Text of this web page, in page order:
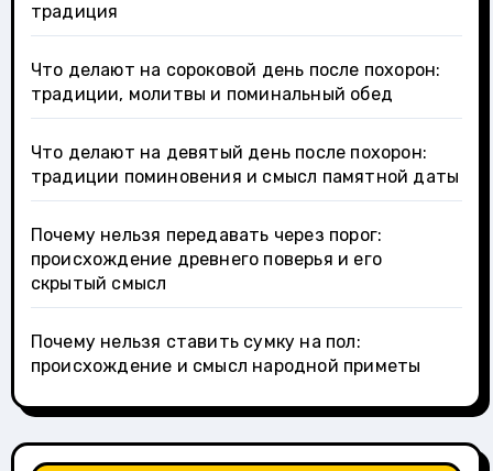
традиция
Что делают на сороковой день после похорон:
традиции, молитвы и поминальный обед
Что делают на девятый день после похорон:
традиции поминовения и смысл памятной даты
Почему нельзя передавать через порог:
происхождение древнего поверья и его
скрытый смысл
Почему нельзя ставить сумку на пол:
происхождение и смысл народной приметы